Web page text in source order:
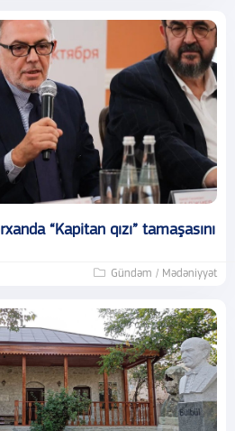
“Kapitan qızı” tamaşasını
Gündəm / Mədəniyyət